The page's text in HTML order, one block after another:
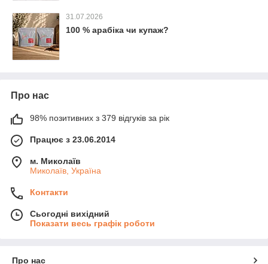
31.07.2026
100 % арабіка чи купаж?
Про нас
98% позитивних з 379 відгуків за рік
Працює з 23.06.2014
м. Миколаїв
Миколаїв, Україна
Контакти
Сьогодні вихідний
Показати весь графік роботи
Про нас